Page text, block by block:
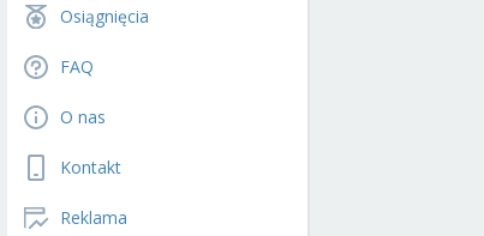
Osiągnięcia
FAQ
O nas
Kontakt
Reklama